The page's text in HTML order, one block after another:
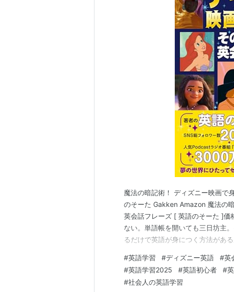
魔法の暗記術！ ディズニー映画で
のそーた Gakken Amazon 魔法の
英会話フレーズ [ 英語のそーた ]
ない。単語帳を開いても三日坊主
るだけで英語が身につく方法があ
映画のセリフから、実際に使える
強の英語学習ツー…
#英語学習 #ディズニー英語 #英
#英語学習2025 #英語初心者 #
#社会人の英語学習